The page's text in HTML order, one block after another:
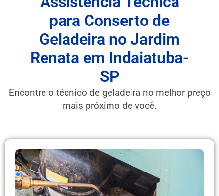
para Conserto de
Geladeira no Jardim
Renata em Indaiatuba-
SP
Encontre o técnico de geladeira no melhor preço
mais próximo de você.